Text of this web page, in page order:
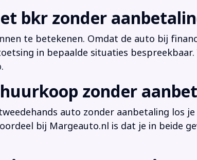
bkr zonder
te betekenen. Omdat de auto bij
in bepaalde situaties bespreekbaar.
zonder
auto zonder aanbetaling los
bij Margeauto.nl is dat je in beide